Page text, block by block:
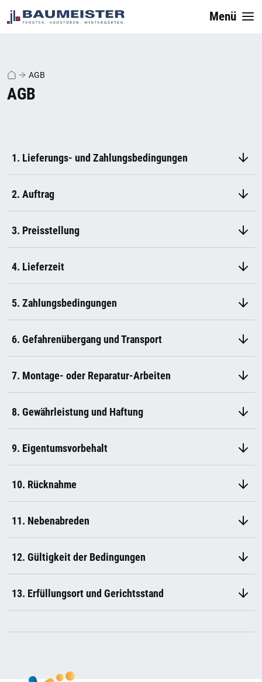
Menü
AGB
AGB
1. Lieferungs- und Zahlungsbedingungen
2. Auftrag
3. Preisstellung
4. Lieferzeit
5. Zahlungsbedingungen
6. Gefahrenübergang und Transport
7. Montage- oder Reparatur-Arbeiten
8. Gewährleistung und Haftung
9. Eigentumsvorbehalt
10. Rücknahme
11. Nebenabreden
12. Gültigkeit der Bedingungen
13. Erfüllungsort und Gerichtsstand